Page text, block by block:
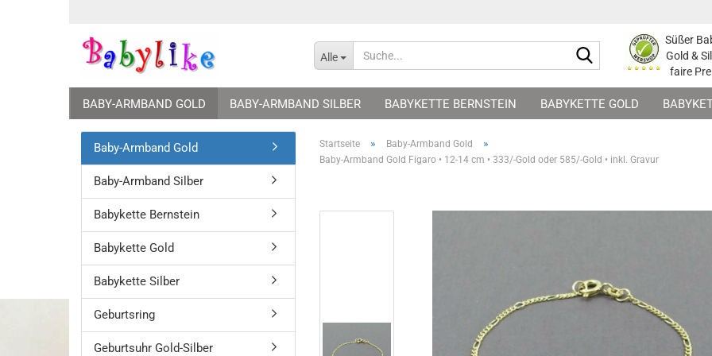
Alle
Suche...
Süßer
Gold &
faire
BABY-ARMBAND GOLD BABY-ARMBAND SILBER BABYKETTE BERNSTEIN BABYKETTE GOLD
GEBURTSUHR GOLD-SILBER SCHUTZENGEL GEBURT GLÜCKSBRINGER
SCHMUCKVERPACKUNGEN
Startseite » Baby-Armband Gold »
Baby-Armband Gold Figaro • 12-14 cm • 333/-Gold oder 585/-Gold • inkl. Gravur
Baby-Armband Gold
Baby-Armband Silber
Babykette Bernstein
Babykette Gold
Babykette Silber
Geburtsring
Geburtsuhr Gold-Silber